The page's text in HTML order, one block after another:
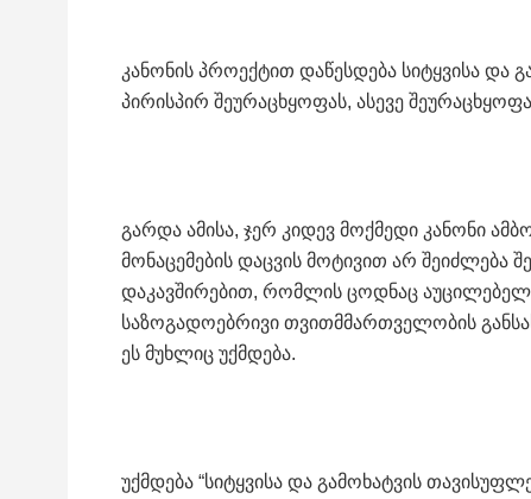
კანონის პროექტით დაწესდება სიტყვისა და
პირისპირ შეურაცხყოფას, ასევე
გარდა ამისა, ჯერ კიდევ მოქმედი კანონი
მონაცემების დაცვის მოტივით არ შეიძლება
დაკავშირებით, რომლის ცოდნაც
საზოგადოებრივი თვითმმართველობის
ეს მუხლიც უქმდება.
უქმდება “სიტყვისა და გამოხატვის